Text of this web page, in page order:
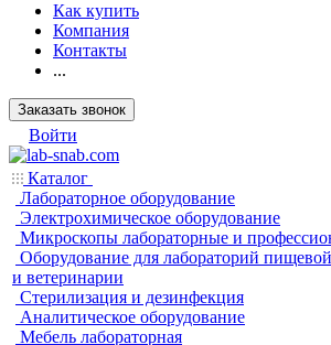
Как купить
Компания
Контакты
...
Заказать звонок
Войти
Каталог
Лабораторное оборудование
Электрохимическое оборудование
Микроскопы лабораторные и
Оборудование для лабораторий
и ветеринарии
Стерилизация и дезинфекция
Аналитическое оборудование
Мебель лабораторная